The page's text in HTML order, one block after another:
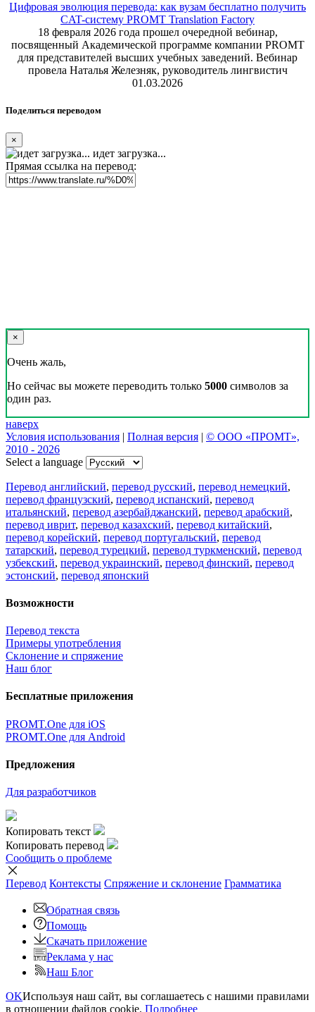
Цифровая эволюция перевода: как вузам бесплатно получить
CAT-систему PROMT Translation Factory
18 февраля 2026 года прошел очередной вебинар,
посвященный Академической программе компании PROMT
для представителей высших учебных заведений. Вебинар
провела Наталья Железняк, руководитель лингвистич
01.03.2026
Поделиться переводом
×
идет загрузка...
Прямая ссылка на перевод:
×
Очень жаль,
Но сейчас вы можете переводить только 5000 символов за
один раз.
наверх
Условия использования | Полная версия | © ООО «ПРОМТ»,
2010 - 2026
Select a language
Перевод английский, перевод русский, перевод немецкий,
перевод французский, перевод испанский, перевод
итальянский, перевод азербайджанский, перевод арабский,
перевод иврит, перевод казахский, перевод китайский,
перевод корейский, перевод португальский, перевод
татарский, перевод турецкий, перевод туркменский, перевод
узбекский, перевод украинский, перевод финский, перевод
эстонский, перевод японский
Возможности
Перевод текста
Примеры употребления
Склонение и спряжение
Наш блог
Бесплатные приложения
PROMT.One для iOS
PROMT.One для Android
Предложения
Для разработчиков
Копировать текст
Копировать перевод
Сообщить о проблеме
Перевод Контексты Спряжение и склонение Грамматика
Обратная связь
Помощь
Скачать приложение
Реклама у нас
Наш Блог
OKИспользуя наш сайт, вы соглашаетесь с нашими правилами
в отношении файлов cookie. Подробнее